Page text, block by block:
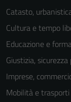
Catasto,
Cultura e tempo
Educazione e
Giustizia,
Imprese,
Mobilità e trasporti